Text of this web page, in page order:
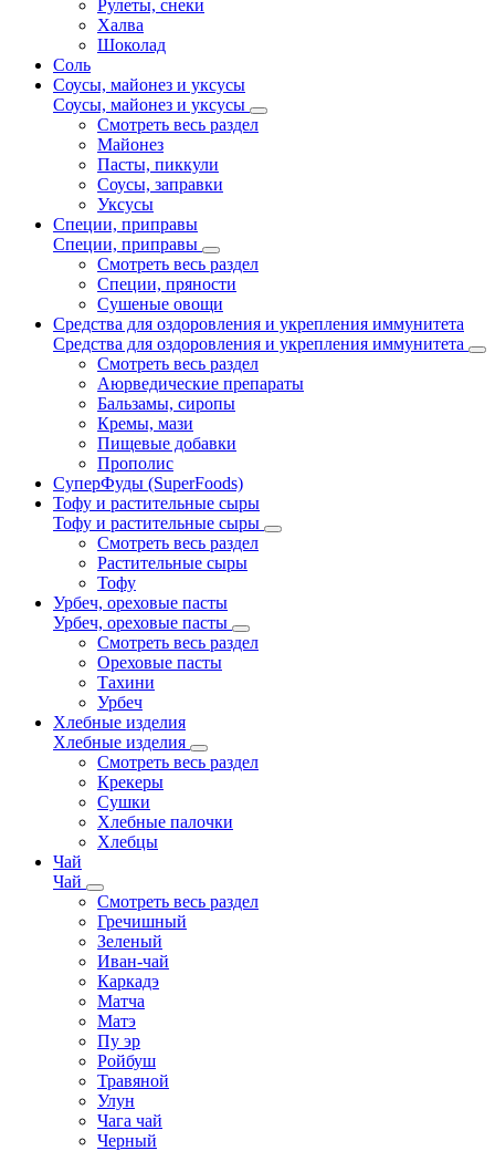
Рулеты, снеки
Халва
Шоколад
Соль
Соусы, майонез и уксусы
Соусы, майонез и уксусы
Смотреть весь раздел
Майонез
Пасты, пиккули
Соусы, заправки
Уксусы
Специи, приправы
Специи, приправы
Смотреть весь раздел
Специи, пряности
Сушеные овощи
Средства для оздоровления и укрепления иммунитета
Средства для оздоровления и укрепления иммунитета
Смотреть весь раздел
Аюрведические препараты
Бальзамы, сиропы
Кремы, мази
Пищевые добавки
Прополис
СуперФуды (SuperFoods)
Тофу и растительные сыры
Тофу и растительные сыры
Смотреть весь раздел
Растительные сыры
Тофу
Урбеч, ореховые пасты
Урбеч, ореховые пасты
Смотреть весь раздел
Ореховые пасты
Тахини
Урбеч
Хлебные изделия
Хлебные изделия
Смотреть весь раздел
Крекеры
Сушки
Хлебные палочки
Хлебцы
Чай
Чай
Смотреть весь раздел
Гречишный
Зеленый
Иван-чай
Каркадэ
Матча
Матэ
Пу эр
Ройбуш
Травяной
Улун
Чага чай
Черный